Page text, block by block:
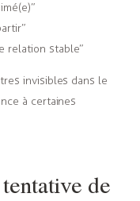
relation stable”
invisibles dans le
à certaines
de